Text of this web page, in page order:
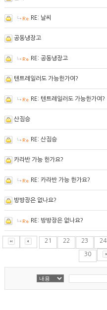
RE: 날씨
공동냉장고
RE: 공동냉장고
텐트레일러도 가능한가여?
RE: 텐트레일러도 가능한가여?
산짐승
RE: 산짐승
카라반 가능 한가요?
RE: 카라반 가능 한가요?
방방장은 없나요?
RE: 방방장은 없나요?
21 22 23 24
30